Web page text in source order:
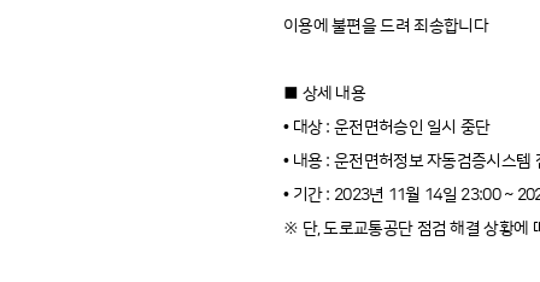
이용에 불편을 드려 죄송합니다
■ 상세 내용
• 대상 : 운전면허승인 일시 중단
• 내용 : 운전면허정보 자동검증시스템
• 기간 : 2023년 11월 14일 23:00 ~
※ 단, 도로교통공단 점검 해결 상황에